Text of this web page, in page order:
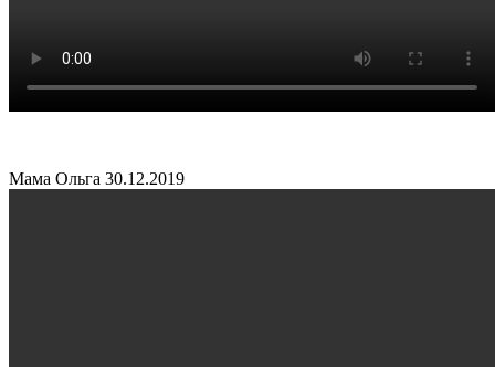
Мама Ольга 30.12.2019